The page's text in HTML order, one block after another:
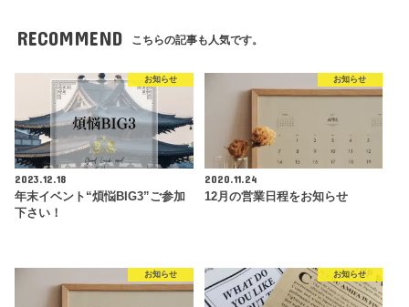
RECOMMEND こちらの記事も人気です。
お知らせ
2023.12.18
年末イベント“煩悩BIG3”ご参加
下さい！
お知らせ
2020.11.24
12月の営業日程をお知らせ
お知らせ お知らせ